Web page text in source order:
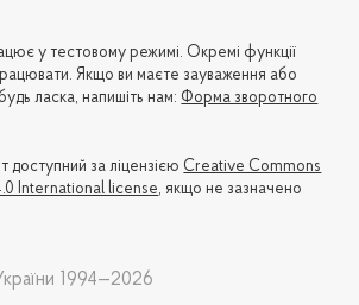
у тестовому режимі. Окремі функції
Якщо ви маєте зауваження або
ласка, напишіть нам: Форма зворотного
доступний за ліцензією Creative Commons
International license, якщо не зазначено
1994—2026